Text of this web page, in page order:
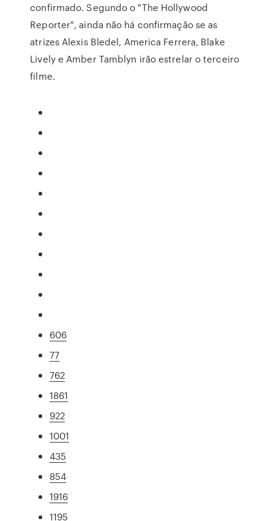
confirmado. Segundo o "The Hollywood
Reporter", ainda não há confirmação se as
atrizes Alexis Bledel, America Ferrera, Blake
Lively e Amber Tamblyn irão estrelar o terceiro
filme.
606
77
762
1861
922
1001
435
854
1916
1195